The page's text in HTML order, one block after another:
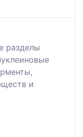
разделы
и